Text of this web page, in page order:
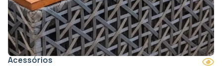
Acessórios